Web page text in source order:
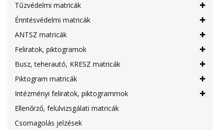
Tűzvédelmi matricák
Érintésvédelmi matricák
ANTSZ matricák
Feliratok, piktogramok
Busz, teherautó, KRESZ matricák
Piktogram matricák
Intézményi feliratok, piktogrammok
Ellenőrző, felülvizsgálati matricák
Csomagolás jelzések